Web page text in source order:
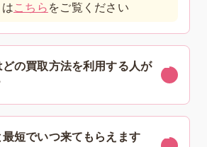
こちら をご覧ください
の買取方法を利用する人が
短でいつ来てもらえます